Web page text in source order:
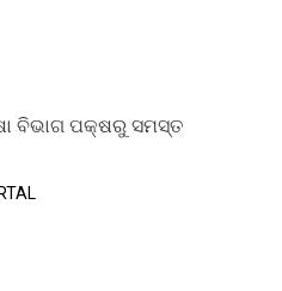
ବିଭାଗ ପକ୍ଷରୁ ସମସ୍ତ